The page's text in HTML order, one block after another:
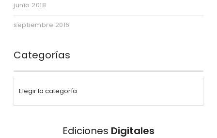
junio 2018
septiembre 2016
Categorías
Ediciones Digitales